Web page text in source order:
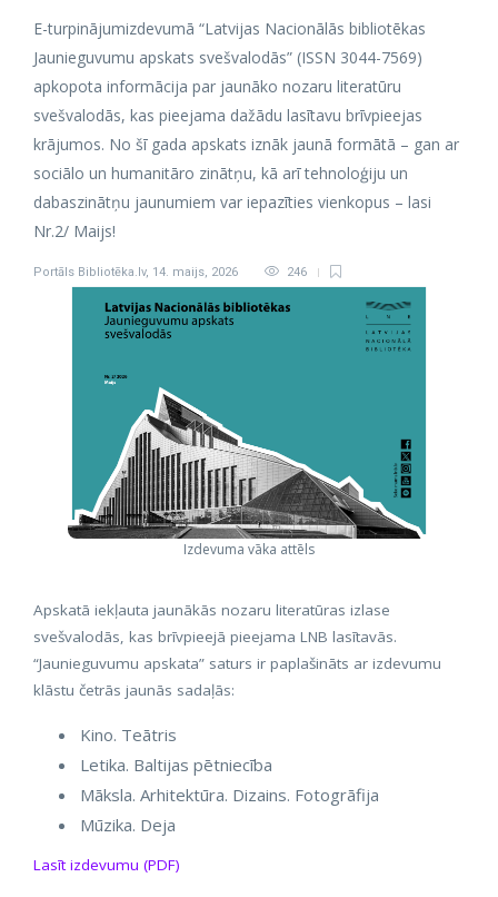
E-turpinājumizdevumā “Latvijas Nacionālās bibliotēkas
Jaunieguvumu apskats svešvalodās” (ISSN 3044-7569)
apkopota informācija par jaunāko nozaru literatūru
svešvalodās, kas pieejama dažādu lasītavu brīvpieejas
krājumos. No šī gada apskats iznāk jaunā formātā – gan ar
sociālo un humanitāro zinātņu, kā arī tehnoloģiju un
dabaszinātņu jaunumiem var iepazīties vienkopus – lasi
Nr.2/ Maijs!
Portāls Bibliotēka.lv, 14. maijs, 2026 246
Izdevuma vāka attēls
Apskatā iekļauta jaunākās nozaru literatūras izlase
svešvalodās, kas brīvpieejā pieejama LNB lasītavās.
“Jaunieguvumu apskata” saturs ir paplašināts ar izdevumu
klāstu četrās jaunās sadaļās:
Kino. Teātris
Letika. Baltijas pētniecība
Māksla. Arhitektūra. Dizains. Fotogrāfija
Mūzika. Deja
Lasīt izdevumu (PDF)